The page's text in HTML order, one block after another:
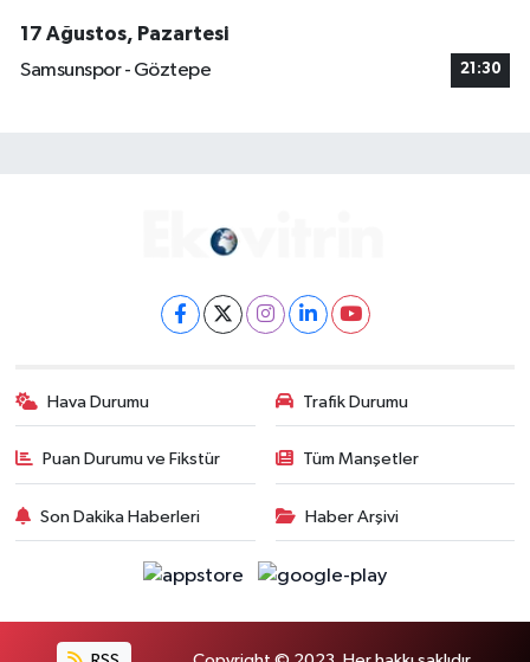
17 Ağustos, Pazartesi
Samsunspor - Göztepe
21:30
Hava Durumu Trafik Durumu
Puan Durumu ve Fikstür Tüm Manşetler
Son Dakika Haberleri Haber Arşivi